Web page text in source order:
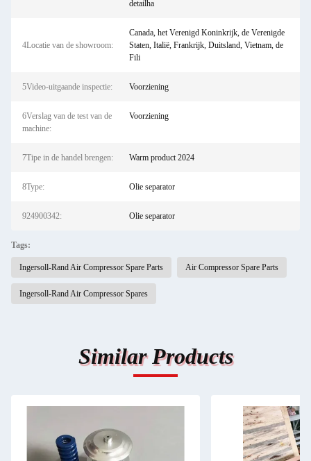
detailha
4Locatie van de showroom:
Canada, het Verenigd Koninkrijk, de Verenigde
Staten, Italië, Frankrijk, Duitsland, Vietnam, de
Fili
5Video-uitgaande inspectie: Voorziening
6Verslag van de test van de
machine:
Voorziening
7Tipe in de handel brengen: Warm product 2024
8Type: Olie separator
924900342: Olie separator
Tags:
Ingersoll-Rand Air Compressor Spare Parts Air Compressor Spare Parts
Ingersoll-Rand Air Compressor Spares
Similar Products